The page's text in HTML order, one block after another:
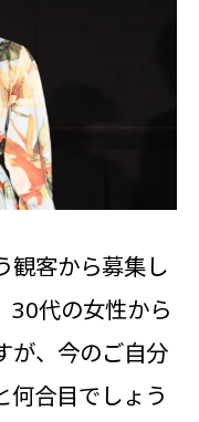
観客から募集し
30代の女性から
が、今のご自分
何合目でしょう